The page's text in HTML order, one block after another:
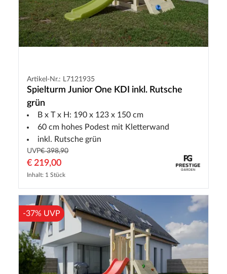
Artikel-Nr.: L7121935
Spielturm Junior One KDI inkl. Rutsche
grün
B x T x H: 190 x 123 x 150 cm
60 cm hohes Podest mit Kletterwand
inkl. Rutsche grün
UVP€ 398,90
€ 219,00
Inhalt: 1 Stück
-37% UVP